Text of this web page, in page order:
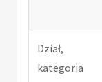
Dział,
kategoria